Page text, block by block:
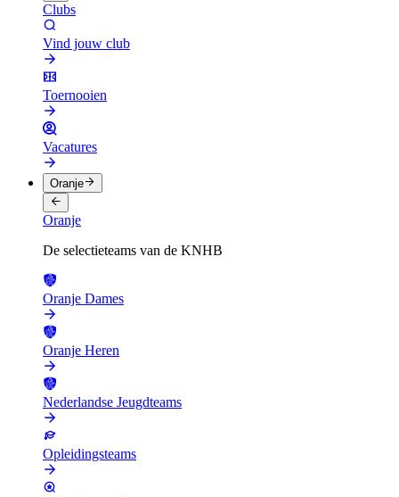
Clubs
Vind jouw club
Toernooien
Vacatures
Oranje
Oranje
De selectieteams van de KNHB
Oranje Dames
Oranje Heren
Nederlandse Jeugdteams
Opleidingsteams